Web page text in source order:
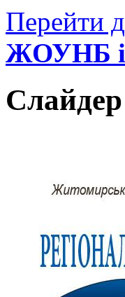
Перейти
ЖОУНБ